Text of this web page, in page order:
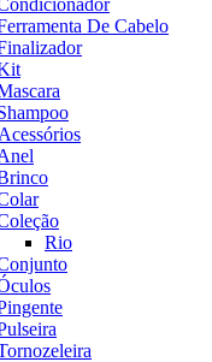
De Cabelo
Rio